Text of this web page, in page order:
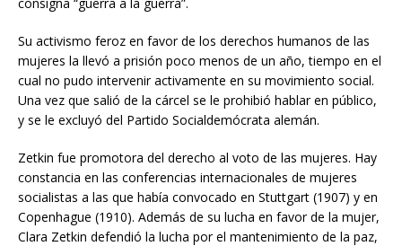
Su activismo feroz en favor de los derechos humanos de las
mujeres la llevó a prisión poco menos de un año, tiempo en el
cual no pudo intervenir activamente en su movimiento social.
Una vez que salió de la cárcel se le prohibió hablar en público,
y se le excluyó del Partido Socialdemócrata alemán.
Zetkin fue promotora del derecho al voto de las mujeres. Hay
constancia en las conferencias internacionales de mujeres
socialistas a las que había convocado en Stuttgart (1907) y en
Copenhague (1910). Además de su lucha en favor de la mujer,
Clara Zetkin defendió la lucha por el mantenimiento de la paz,